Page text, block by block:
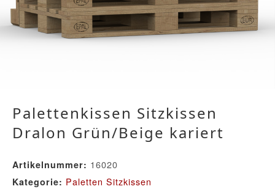
Palettenkissen Sitzkissen
Dralon Grün/Beige kariert
Artikelnummer: 16020
Kategorie: Paletten Sitzkissen